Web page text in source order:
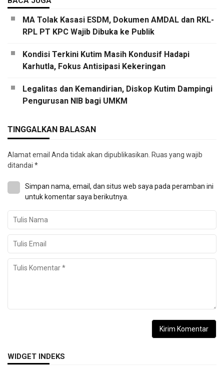
MA Tolak Kasasi ESDM, Dokumen AMDAL dan RKL-
RPL PT KPC Wajib Dibuka ke Publik
Kondisi Terkini Kutim Masih Kondusif Hadapi
Karhutla, Fokus Antisipasi Kekeringan
Legalitas dan Kemandirian, Diskop Kutim Dampingi
Pengurusan NIB bagi UMKM
TINGGALKAN BALASAN
Alamat email Anda tidak akan dipublikasikan. Ruas yang wajib
ditandai *
Simpan nama, email, dan situs web saya pada peramban ini
untuk komentar saya berikutnya.
WIDGET INDEKS